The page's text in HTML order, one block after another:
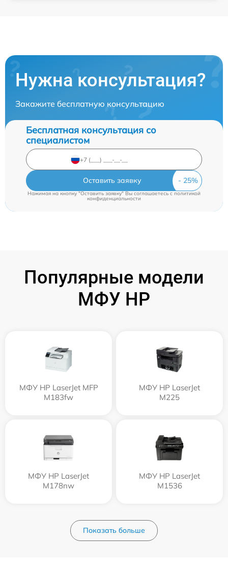
Нужна консультация?
Закажите бесплатную консультацию
Бесплатная консультация со
специалистом
Оставить заявку
Нажимая на кнопку "Оставить заявку" Вы соглашаетесь cполитикой
конфиденциальности
Популярные модели
МФУ HP
МФУ HP LaserJet MFP
M183fw
МФУ HP LaserJet
M225
МФУ HP LaserJet
M178nw
МФУ HP LaserJet
M1536
Показать больше